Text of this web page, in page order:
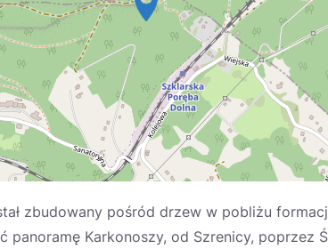
zbudowany pośród drzew w pobliżu
panoramę Karkonoszy, od Szrenicy, poprzez